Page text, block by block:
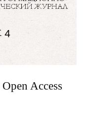
Access